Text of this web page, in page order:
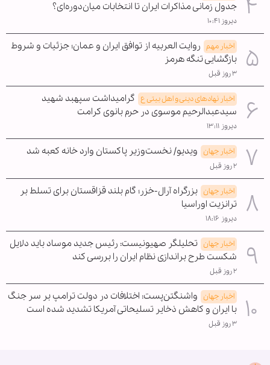
جدول زمانی مذاکرات ایران تا انتخابات میان‌دوره‌ای؟
دیروز ۱۰:۴۱
اخبار مهم روایت العربیه از توافق ایران و عمان؛ جزئیات و شروط
بازگشایی تنگه هرمز
۳ روز قبل
اخبار نهادهای دینی و اهل بیتی ع گرامیداشت سپهبد شهید
سیدعبدالرحیم موسوی در حرم بانوی کرامت
دیروز ۱۳:۱۱
اخبار جهان ویدیو/ نخست‌وزیر پاکستان وارد خانه کعبه شد
۲ روز قبل
اخبار جهان بزرگراه آرال-خزر؛ گام بلند قزاقستان برای تسلط بر
ترانزیت اوراسیا
دیروز ۱۸:۱۶
اخبار جهان تحلیلگر صهیونیست: رئیس جدید موساد باید دلایل
شکست طرح براندازی نظام ایران را بررسی کند
۲ روز قبل
اخبار جهان واشنگتن‌پست: اختلافات در دولت ترامپ بر سر جنگ
با ایران و کاهش ذخایر تسلیحاتی آمریکا تشدید شده است
۳ روز قبل